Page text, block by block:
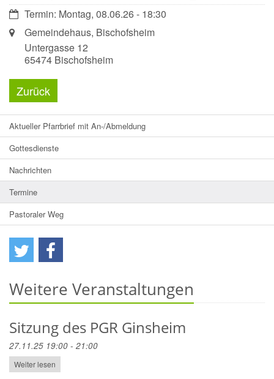
Datum:Termin: Montag, 08.06.26 - 18:30
Ort: Gemeindehaus, Bischofsheim
Untergasse 12
65474 Bischofsheim
Zurück
Aktueller Pfarrbrief mit An-/Abmeldung
Gottesdienste
Nachrichten
Termine
Pastoraler Weg
Weitere Veranstaltungen
Sitzung des PGR Ginsheim
27.11.25 19:00 - 21:00
Weiter lesen